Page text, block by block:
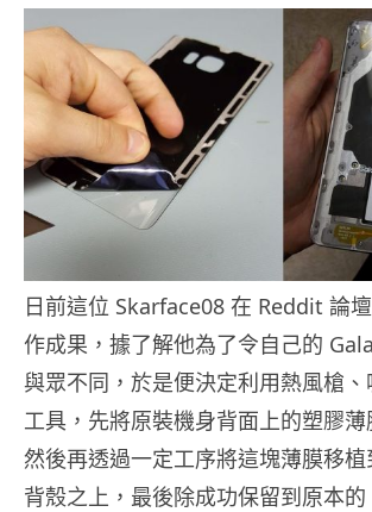
日前這位 Skarface08 在 Reddit 論
作成果，據了解他為了令自己的
與眾不同，於是便決定利用熱風槍
工具，先將原裝機身背面上的塑膠薄
然後再透過一定工序將這塊薄膜移
背殼之上，最後除成功保留到原本的